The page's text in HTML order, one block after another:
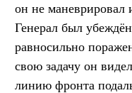
он не маневрировал
Генерал был
равносильно
свою задачу он
линию фронта